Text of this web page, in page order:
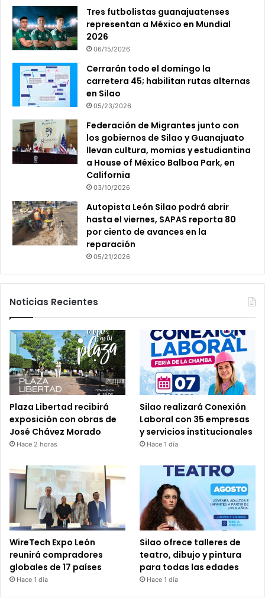
Tres futbolistas guanajuatenses
representan a México en Mundial
2026
06/15/2026
Cerrarán todo el domingo la
carretera 45; habilitan rutas alternas
en Silao
05/23/2026
Federación de Migrantes junto con
los gobiernos de Silao y Guanajuato
llevan cultura, momias y estudiantina
a House of México Balboa Park, en
California
03/10/2026
Autopista León Silao podrá abrir
hasta el viernes, SAPAS reporta 80
por ciento de avances en la
reparación
05/21/2026
Noticias Recientes
Plaza Libertad recibirá
exposición con obras de
José Chávez Morado
Hace 2 horas
Silao realizará Conexión
Laboral con 35 empresas
y servicios institucionales
Hace 1 día
WireTech Expo León
reunirá compradores
globales de 17 países
Hace 1 día
Silao ofrece talleres de
teatro, dibujo y pintura
para todas las edades
Hace 1 día